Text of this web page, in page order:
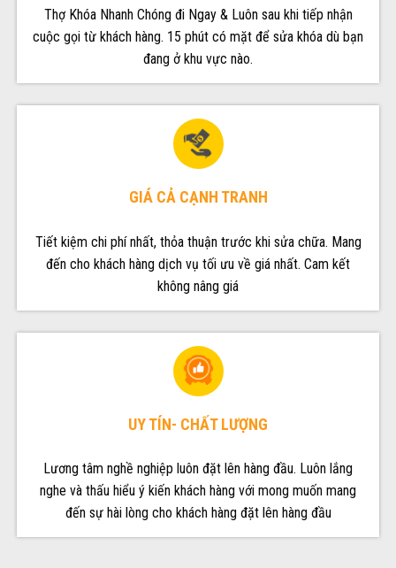
Thợ Khóa Nhanh Chóng đi Ngay & Luôn sau khi tiếp nhận
cuộc gọi từ khách hàng. 15 phút có mặt để sửa khóa dù bạn
đang ở khu vực nào.
GIÁ CẢ CẠNH TRANH
Tiết kiệm chi phí nhất, thỏa thuận trước khi sửa chữa. Mang
đến cho khách hàng dịch vụ tối ưu về giá nhất. Cam kết
không nâng giá
UY TÍN- CHẤT LƯỢNG
Lương tâm nghề nghiệp luôn đặt lên hàng đầu. Luôn lắng
nghe và thấu hiểu ý kiến khách hàng với mong muốn mang
đến sự hài lòng cho khách hàng đặt lên hàng đầu